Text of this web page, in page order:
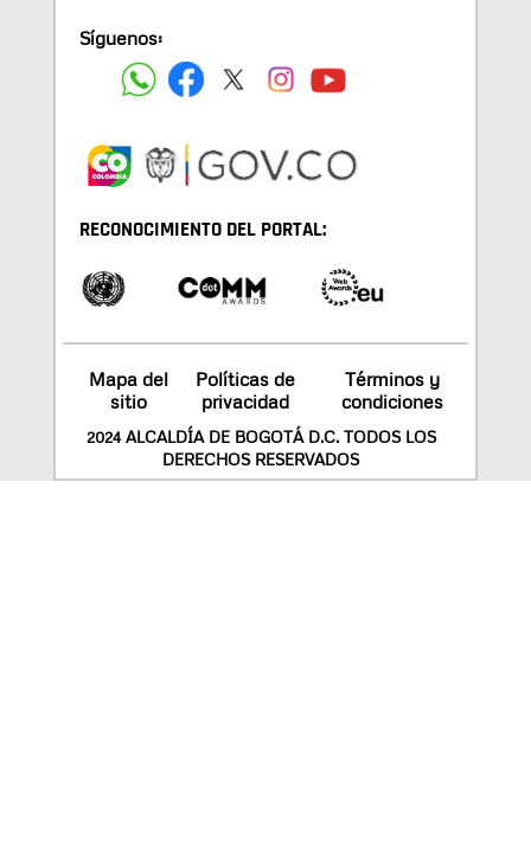
Síguenos:
RECONOCIMIENTO DEL PORTAL:
Mapa del
sitio
Políticas de
privacidad
Términos y
condiciones
2024 ALCALDÍA DE BOGOTÁ D.C. TODOS LOS
DERECHOS RESERVADOS